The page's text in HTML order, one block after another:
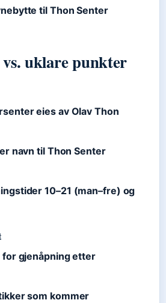
til Thon Senter
uklare punkter
eies av Olav Thon
navn til Thon Senter
10–21 (man–fre) og
for gjenåpning etter
som kommer